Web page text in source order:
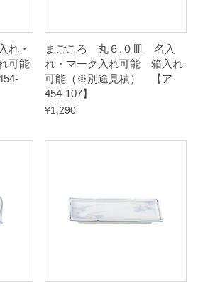
れ・
可能
まごころ 丸６.０皿 名入
れ・マーク入れ可能 箱入れ
可能（※別途見積） 【ア
454-107】
¥1,290